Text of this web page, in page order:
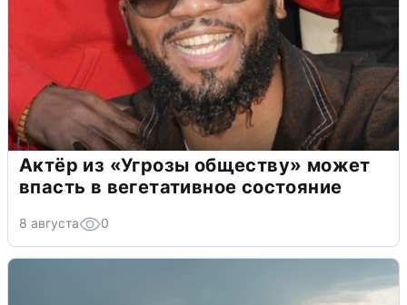
Актёр из «Угрозы обществу» может
впасть в вегетативное состояние
8 августа 0